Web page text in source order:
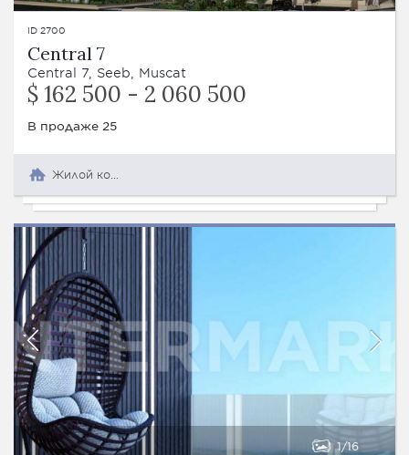
ID 2700
Central 7
Central 7, Seeb, Muscat
$ 162 500 - 2 060 500
В продаже 25
Жилой комплекс
1 16